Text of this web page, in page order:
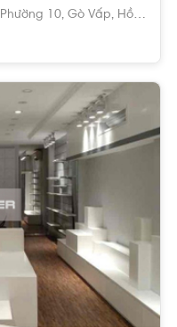
Phường 10, Gò Vấp, Hồ Chí Minh